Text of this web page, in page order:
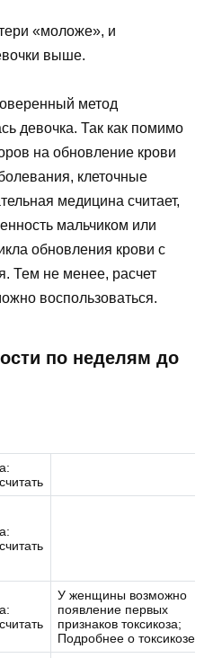
«моложе», и
выше.
метод
девочка. Так как помимо
на обновление крови
клеточные
медицина считает,
мальчиком или
обновления крови с
Тем не менее, расчет
воспользоваться.
по неделям до
У женщины возможно
появление первых
признаков токсикоза;
Подробнее о токсикозе.